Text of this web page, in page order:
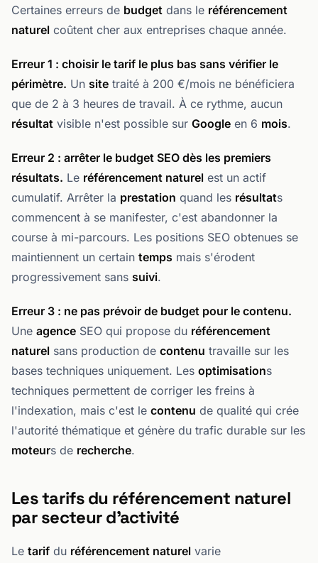
Certaines erreurs de budget dans le référencement
naturel coûtent cher aux entreprises chaque année.
Erreur 1 : choisir le tarif le plus bas sans vérifier le
périmètre. Un site traité à 200 €/mois ne bénéficiera
que de 2 à 3 heures de travail. À ce rythme, aucun
résultat visible n'est possible sur Google en 6 mois.
Erreur 2 : arrêter le budget SEO dès les premiers
résultats. Le référencement naturel est un actif
cumulatif. Arrêter la prestation quand les résultats
commencent à se manifester, c'est abandonner la
course à mi-parcours. Les positions SEO obtenues se
maintiennent un certain temps mais s'érodent
progressivement sans suivi.
Erreur 3 : ne pas prévoir de budget pour le contenu.
Une agence SEO qui propose du référencement
naturel sans production de contenu travaille sur les
bases techniques uniquement. Les optimisations
techniques permettent de corriger les freins à
l'indexation, mais c'est le contenu de qualité qui crée
l'autorité thématique et génère du trafic durable sur les
moteurs de recherche.
Les tarifs du référencement naturel
par secteur d'activité
Le tarif du référencement naturel varie